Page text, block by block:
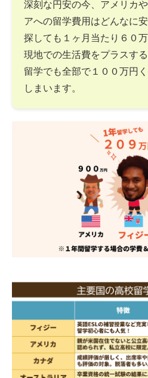
深刻な円安の今、アメリカ
アへの留学費用はどんなに
探しても１ヶ月当たり６０
現地での生活費をプラスす
留学でも全部で１００万円
しまいます。